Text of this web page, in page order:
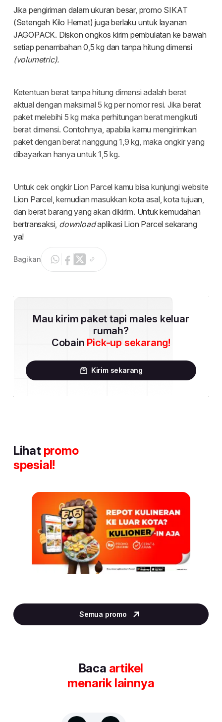
Bagikan
Mau kirim paket tapi males keluar
rumah?
Cobain Pick-up sekarang!
Kirim sekarang
Lihat promo
spesial!
5
of
Semua promo
Baca artikel
menarik lainnya